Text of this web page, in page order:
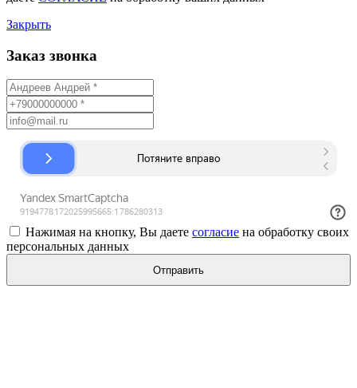
Закрыть
Заказ звонка
Нажимая на кнопку, Вы даете согласие на обработку своих
персональных данных
Отправить